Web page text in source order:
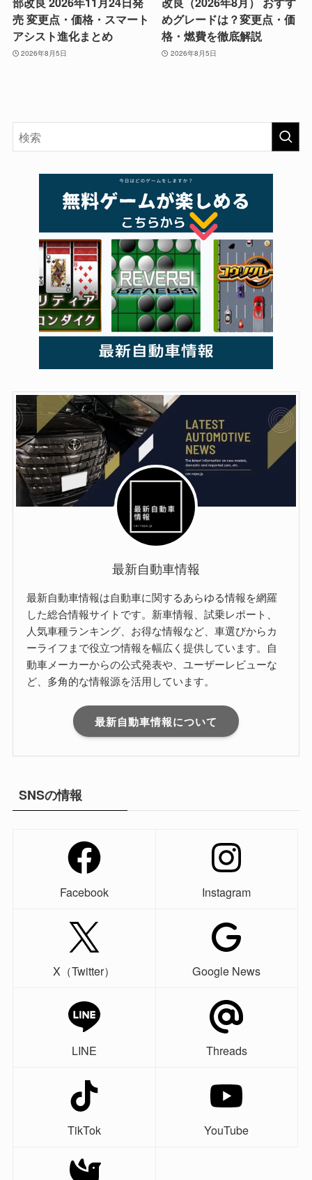
売 変更点・価格・スマート
アシスト進化まとめ
2026年8月5日
めグレードは？変更点・価
格・燃費を徹底解説
2026年8月5日
最新自動車情報
最新自動車情報は自動車に関するあらゆる情報を網羅
した総合情報サイトです。新車情報、試乗レポート、
人気車種ランキング、お得な情報など、車選びからカ
ーライフまで役立つ情報を幅広く提供しています。自
動車メーカーからの公式発表や、ユーザーレビューな
ど、多角的な情報源を活用しています。
最新自動車情報について
SNSの情報
Facebook Instagram
X（Twitter） Google News
LINE Threads
TikTok YouTube